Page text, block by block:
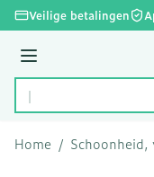
Ga naar de inhoud
Veilige betalingen
Menu
Product, merk,
Home /